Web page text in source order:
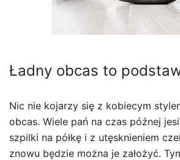
Ładny obcas to
Nic nie kojarzy się z kobiecym
obcas. Wiele pań na czas późnej
szpilki na półkę i z utęsknieniem
znowu będzie można je założyć.